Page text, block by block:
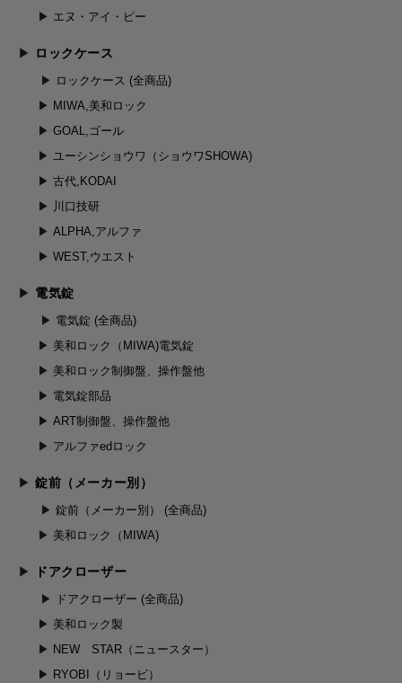
エヌ・アイ・ピー
ロックケース
ロックケース (全商品)
MIWA,美和ロック
GOAL,ゴール
ユーシンショウワ（ショウワSHOWA)
古代,KODAI
川口技研
ALPHA,アルファ
WEST,ウエスト
電気錠
電気錠 (全商品)
美和ロック（MIWA)電気錠
美和ロック制御盤、操作盤他
電気錠部品
ART制御盤、操作盤他
アルファedロック
錠前（メーカー別）
錠前（メーカー別） (全商品)
美和ロック（MIWA)
ドアクローザー
ドアクローザー (全商品)
美和ロック製
NEW STAR（ニュースター）
RYOBI（リョービ）